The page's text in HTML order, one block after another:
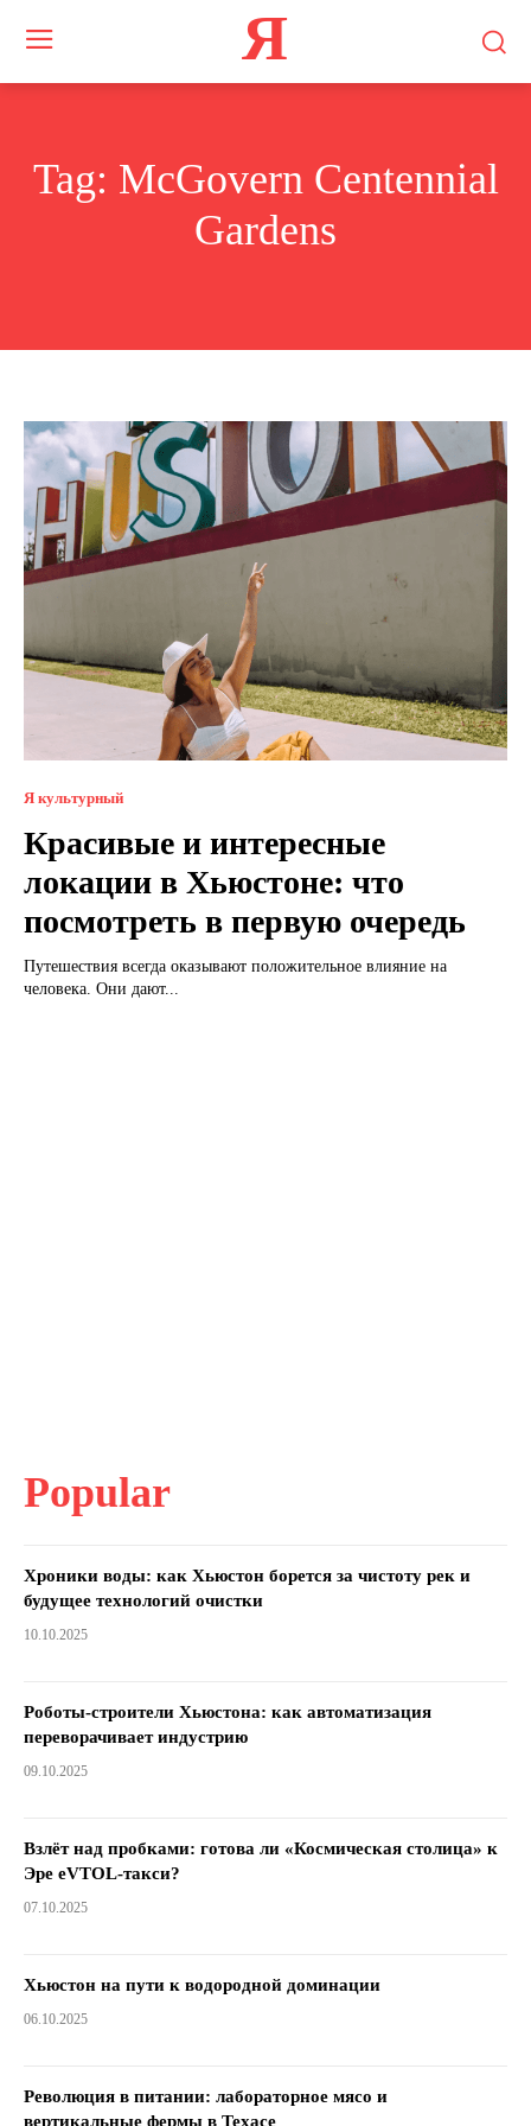
Я
Tag: McGovern Centennial
Gardens
Я культурный
Красивые и интересные
локации в Хьюстоне: что
посмотреть в первую очередь
Путешествия всегда оказывают положительное влияние на
человека. Они дают...
Popular
Хроники воды: как Хьюстон борется за чистоту рек и
будущее технологий очистки
10.10.2025
Роботы-строители Хьюстона: как автоматизация
переворачивает индустрию
09.10.2025
Взлёт над пробками: готова ли «Космическая столица» к
Эре eVTOL-такси?
07.10.2025
Хьюстон на пути к водородной доминации
06.10.2025
Революция в питании: лабораторное мясо и
вертикальные фермы в Техасе